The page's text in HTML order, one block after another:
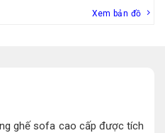
Xem bản đồ
ghế sofa cao cấp được tích